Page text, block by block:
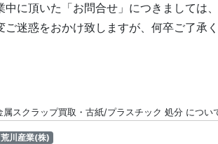
中に頂いた「お問合せ」につきましては
ご迷惑をおかけ致しますが、何卒ご了承
属スクラップ買取・古紙/プラスチック 処分 につい
荒川産業(株)